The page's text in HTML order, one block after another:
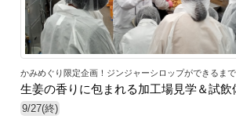
かみめぐり限定企画！ジンジャーシロップができるまで
生姜の香りに包まれる加工場見学＆試飲
9/27(終)